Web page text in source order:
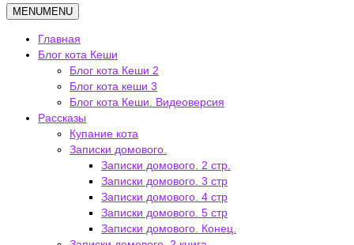
MENUMENU
Главная
Блог кота Кеши
Блог кота Кеши 2
Блог кота кеши 3
Блог кота Кеши. Видеоверсия
Рассказы
Купание кота
Записки домового.
Записки домового. 2 стр.
Записки домового. 3 стр
Записки домового. 4 стр
Записки домового. 5 стр
Записки домового. Конец.